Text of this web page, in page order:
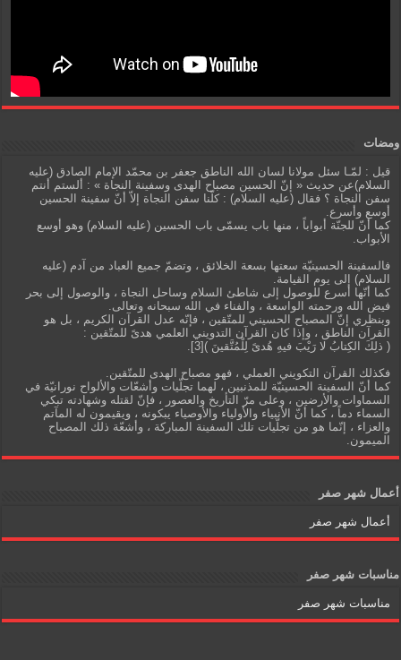
ومضات
قيل : لمّـا سئل مولانا لسان الله الناطق جعفر بن محمّد الإمام الصادق (عليه
السلام)عن حديث « إنّ الحسين مصباح الهدى وسفينة النجاة » : ألستم أنتم
سفن النجاة ؟ فقال (عليه السلام) : كلّنا سفن النجاة إلاّ أنّ سفينة الحسين
أوسع وأسرع.
كما أنّ للجنّة أبواباً ، منها باب يسمّى باب الحسين (عليه السلام) وهو أوسع
الأبواب.
فالسفينة الحسينيّة سعتها بسعة الخلائق ، وتضمّ جميع العباد من آدم (عليه
السلام) إلى يوم القيامة.
كما أنّها أسرع للوصول إلى شاطئ السلام وساحل النجاة ، والوصول إلى بحر
فيض الله ورحمته الواسعة ، والفناء في الله سبحانه وتعالى.
وبنظري إنّ المصباح الحسيني للمتّقين ، فإنّه عدل القرآن الكريم ، بل هو
القرآن الناطق ، وإذا كان القرآن التدويني العلمي هدىً للمتّقين :
( ذلِكَ الكِتابُ لا رَيْبَ فيهِ هُدىً لِلْمُتَّقينَ )[3].
فكذلك القرآن التكويني العملي ، فهو مصباح الهدى للمتّقين.
كما أنّ السفينة الحسينيّة للمذنبين ، لهما تجلّيات وأشعّات والألواح نورانيّة في
السماوات والأرضين ، وعلى مرّ التأريخ والعصور ، فإنّ لقتله وشهادته تبكي
السماء دماً ، كما أنّ الأنبياء والأولياء والأوصياء يبكونه ، ويقيمون له المآتم
والعزاء ، إنّما هو من تجلّيات تلك السفينة المباركة ، وأشعّة ذلك المصباح
الميمون.
أعمال شهر صفر
أعمال شهر صفر
مناسبات شهر صفر
مناسبات شهر صفر